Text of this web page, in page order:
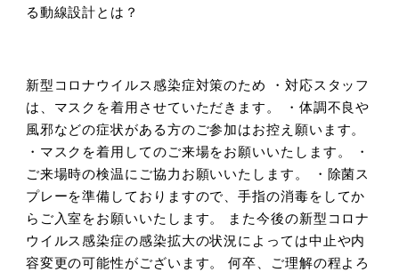
る動線設計とは？
新型コロナウイルス感染症対策のため ・対応スタッフ
は、マスクを着用させていただきます。 ・体調不良や
風邪などの症状がある方のご参加はお控え願います。
・マスクを着用してのご来場をお願いいたします。 ・
ご来場時の検温にご協力お願いいたします。 ・除菌ス
プレーを準備しておりますので、手指の消毒をしてか
らご入室をお願いいたします。 また今後の新型コロナ
ウイルス感染症の感染拡大の状況によっては中止や内
容変更の可能性がございます。 何卒、ご理解の程よろ